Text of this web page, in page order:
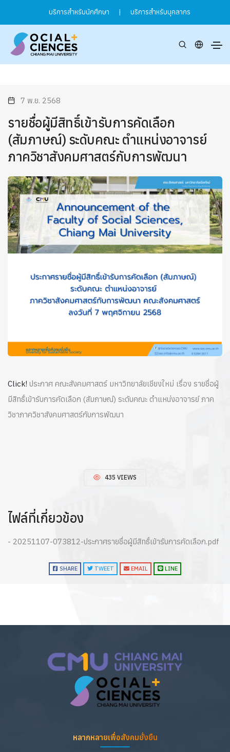
บริการสำหรับนักศึกษา | บริการสำหรับบุคลากร
7 พ.ย. 2568
รายชื่อผู้มีสิทธิ์เข้ารับการคัดเลือก
(สัมภาษณ์) ระดับคณะ ตำแหน่งอาจารย์
ภาควิชาสังคมศาสตร์กับการพัฒนา
Click! ประกาศ คณะสังคมศาสตร์ มหาวิทยาลัยเชียงใหม่ เรื่อง รายชื่อผู้
มีสิทธิ์เข้ารับการคัดเลือก (สัมภาษณ์) ระดับคณะ ตำแหน่งอาจารย์ ภาค
วิชาภาควิชาสังคมศาสตร์กับการพัฒนา
435 VIEWS
ไฟล์ที่เกี่ยวข้อง
- 20251107-073812-ประกาศรายชื่อผู้มีสิทธิ์เข้ารับการคัดเลือก.pdf
SHARE TWEET EMAIL LINE
หลากหลายเพื่อสังคมยั่งยืน